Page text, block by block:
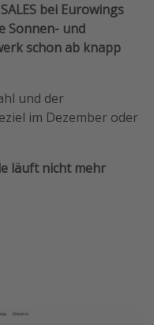
SALES bei Eurowings
Sonnen- und
schon ab knapp
und der
im Dezember oder
läuft nicht mehr